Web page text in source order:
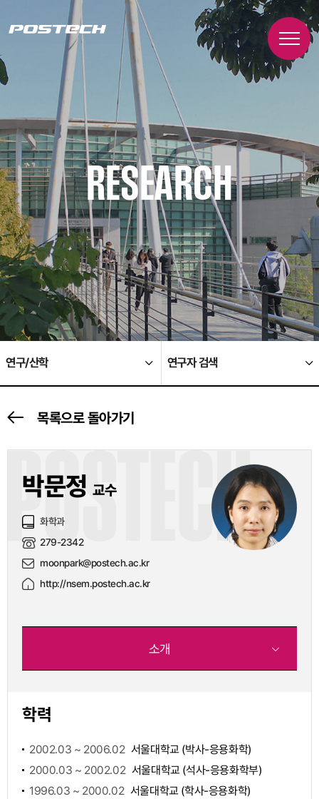
RESEARCH
연구/산학 연구자 검색
목록으로 돌아가기
POSTECH
박문정 교수
화학과
279-2342
moonpark@postech.ac.kr
http://nsem.postech.ac.kr
소개
학력
2002.03 ~ 2006.02 서울대학교 (박사-응용화학)
2000.03 ~ 2002.02 서울대학교 (석사-응용화학부)
1996.03 ~ 2000.02 서울대학교 (학사-응용화학)